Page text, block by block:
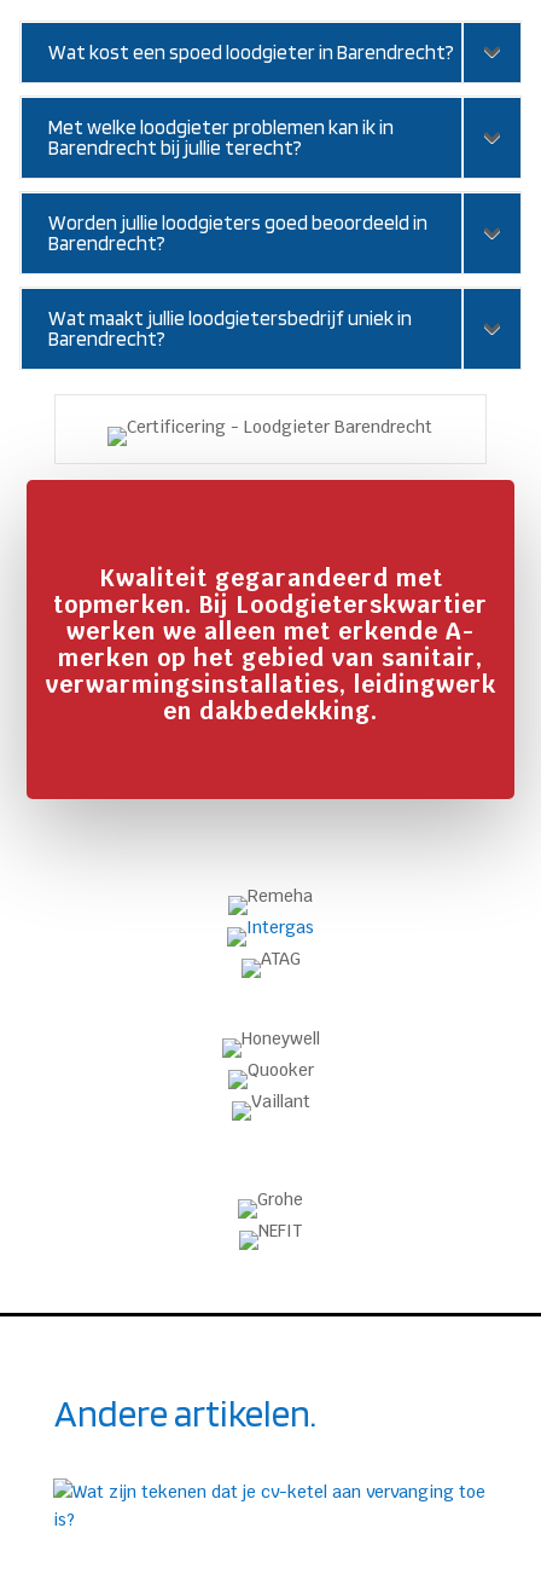
Wat kost een spoed loodgieter in Barendrecht?
Met welke loodgieter problemen kan ik in
Barendrecht bij jullie terecht?
Worden jullie loodgieters goed beoordeeld in
Barendrecht?
Wat maakt jullie loodgietersbedrijf uniek in
Barendrecht?
Kwaliteit gegarandeerd met
topmerken. Bij Loodgieterskwartier
werken we alleen met erkende A-
merken op het gebied van sanitair,
verwarmingsinstallaties, leidingwerk
en dakbedekking.
Andere artikelen.